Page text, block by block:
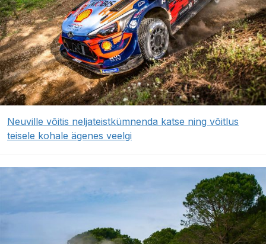
Neuville võitis neljateistkümnenda katse ning võitlus
teisele kohale ägenes veelgi